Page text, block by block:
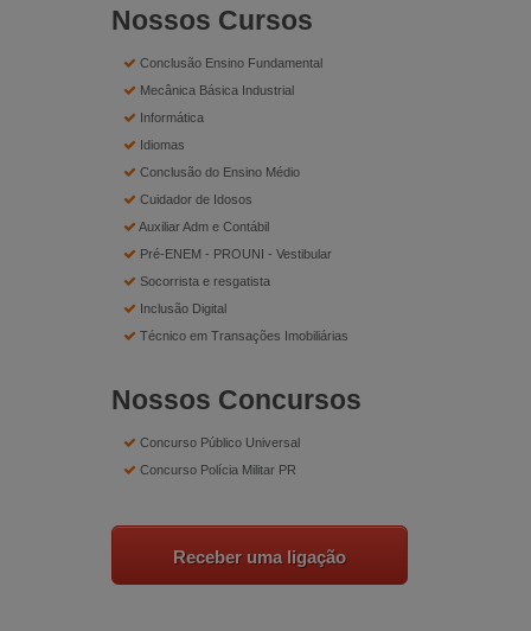
Nossos Cursos
Conclusão Ensino Fundamental
Mecânica Básica Industrial
Informática
Idiomas
Conclusão do Ensino Médio
Cuidador de Idosos
Auxiliar Adm e Contábil
Pré-ENEM - PROUNI - Vestibular
Socorrista e resgatista
Inclusão Digital
Técnico em Transações Imobiliárias
Nossos Concursos
Concurso Público Universal
Concurso Polícia Militar PR